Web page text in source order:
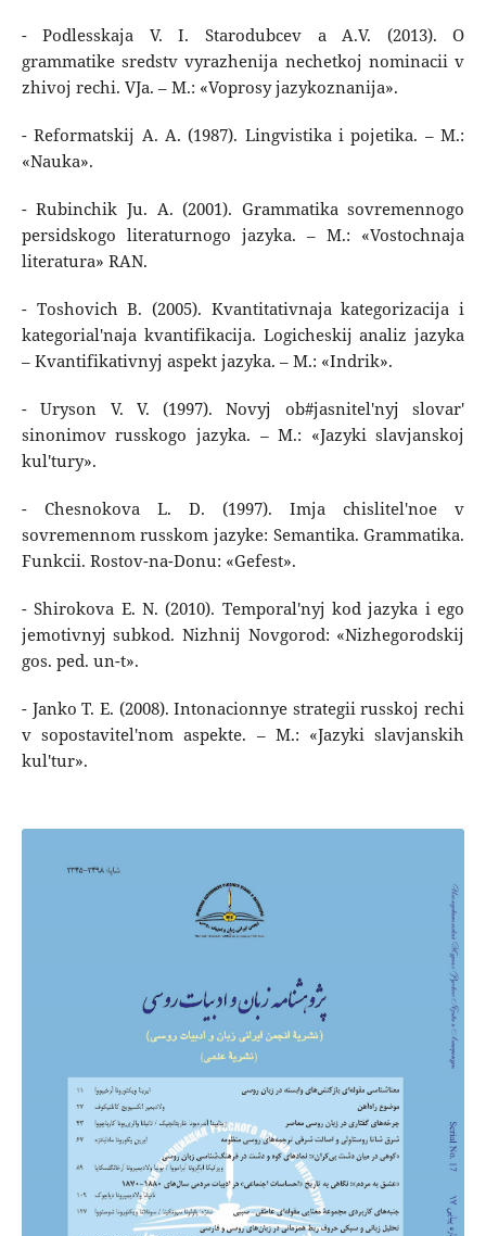
- Podlesskaja V. I. Starodubcev a A.V. (2013). O
grammatike sredstv vyrazhenija nechetkoj nominacii v
zhivoj rechi. VJa. – M.: «Voprosy jazykoznanija».
- Reformatskij A. A. (1987). Lingvistika i pojetika. – M.:
«Nauka».
- Rubinchik Ju. A. (2001). Grammatika sovremennogo
persidskogo literaturnogo jazyka. – M.: «Vostochnaja
literatura» RAN.
- Toshovich B. (2005). Kvantitativnaja kategorizacija i
kategorial'naja kvantifikacija. Logicheskij analiz jazyka
– Kvantifikativnyj aspekt jazyka. – M.: «Indrik».
- Uryson V. V. (1997). Novyj ob#jasnitel'nyj slovar'
sinonimov russkogo jazyka. – M.: «Jazyki slavjanskoj
kul'tury».
- Chesnokova L. D. (1997). Imja chislitel'noe v
sovremennom russkom jazyke: Semantika. Grammatika.
Funkcii. Rostov-na-Donu: «Gefest».
- Shirokova E. N. (2010). Temporal'nyj kod jazyka i ego
jemotivnyj subkod. Nizhnij Novgorod: «Nizhegorodskij
gos. ped. un-t».
- Janko T. E. (2008). Intonacionnye strategii russkoj rechi
v sopostavitel'nom aspekte. – M.: «Jazyki slavjanskih
kul'tur».